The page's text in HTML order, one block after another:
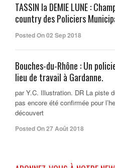
TASSIN la DEMIE LUNE :
country des Policiers
Posted On 02 Sep 2018
Bouches-du-Rhône : Un
lieu de travail à Gardanne.
par Y.C. Illustration. DR La piste
pas encore été confirmée pour
découvert
Posted On 27 Août 2018